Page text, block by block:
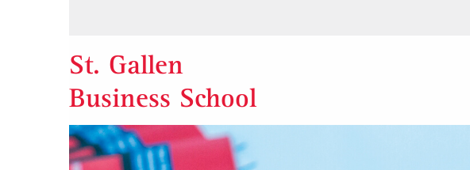
St. Gallen
Business School